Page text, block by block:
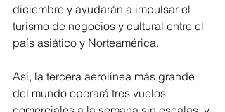
diciembre y ayudarán a impulsar el
turismo de negocios y cultural entre el
país asiático y Norteamérica.
Así, la tercera aerolínea más grande
del mundo operará tres vuelos